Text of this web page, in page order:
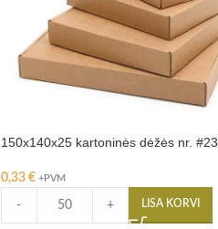
150x140x25 kartoninės dėžės nr. #23
0,33 € +PVM
- + LISA KORVI